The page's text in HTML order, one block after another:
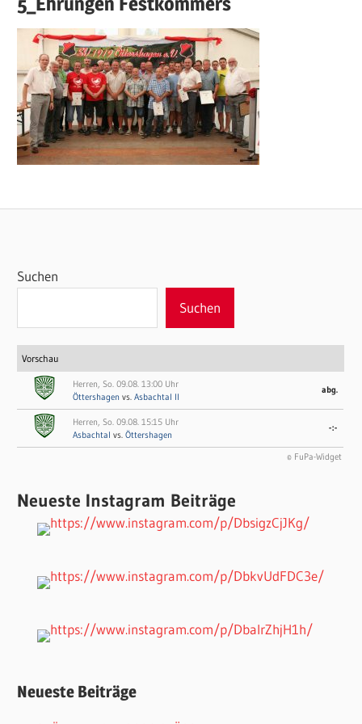
Suchen
Suchen
Vorschau
Herren, So. 09.08. 13:00 Uhr
Öttershagenvs.Asbachtal II
abg.
Herren, So. 09.08. 15:15 Uhr
Asbachtal vs.Öttershagen
-:-
© FuPa-Widget
Neueste Instagram Beiträge
Neueste Beiträge